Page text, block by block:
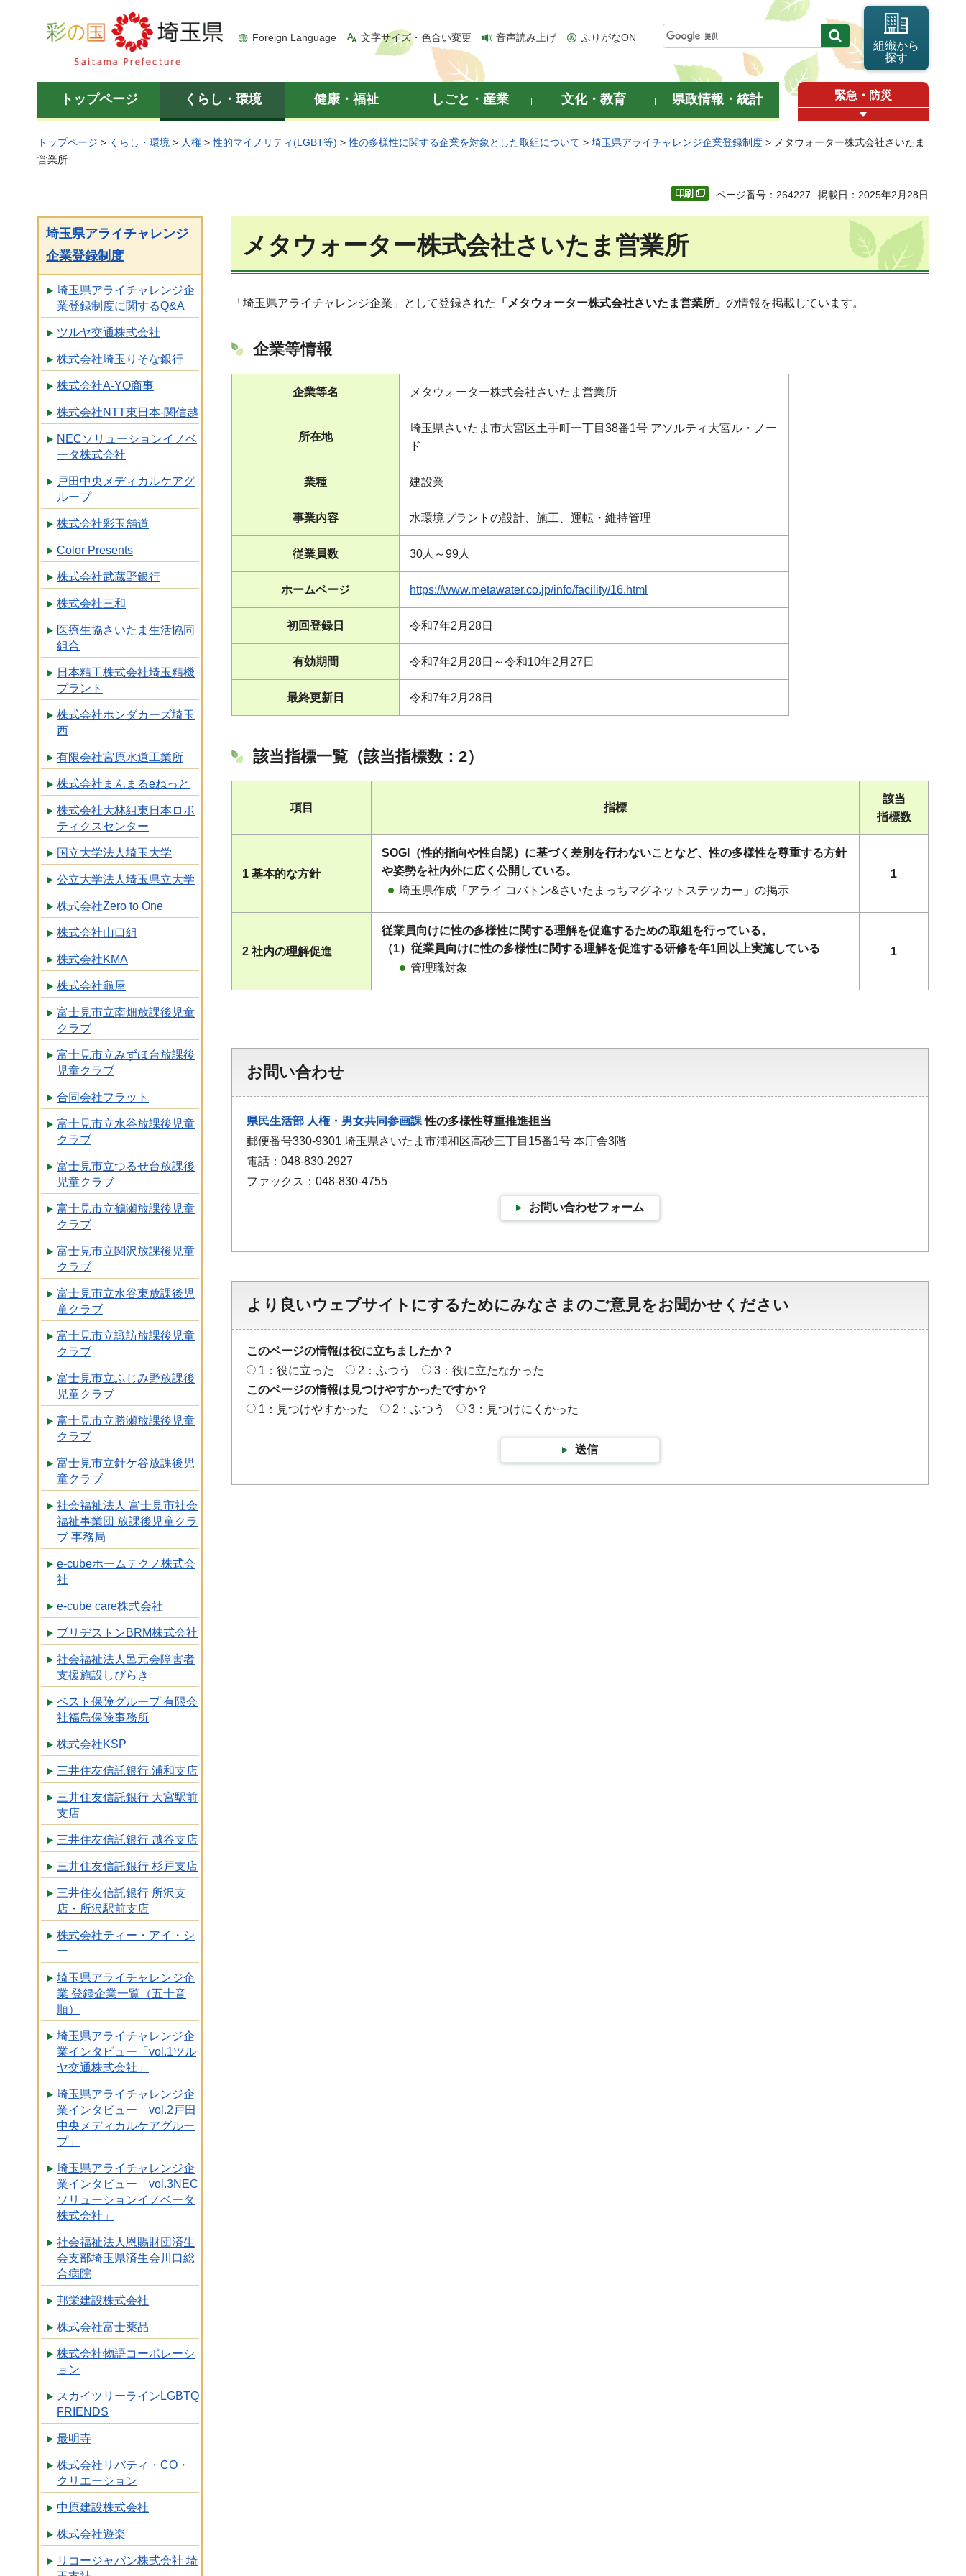
彩の国 埼玉県
Foreign Language 文字サイズ・色合い変更 音声読み上げ ふりがなON
組織から
探す
トップページ くらし・環境 健康・福祉 しごと・産業 文化・教育 県政情報・統計 緊急・防災
トップページ > くらし・環境 > 人権 >性的マイノリティ(LGBT等) >性の多様性に関する企業を対象とした取組について > 埼玉県アライチャレンジ企業登録制度 > メタウォーター株式会社さいたま
営業所
ページ番号：264227 掲載日：2025年2月28日
埼玉県アライチャレンジ
企業登録制度
埼玉県アライチャレンジ企
業登録制度に関するQ&A
ツルヤ交通株式会社
株式会社埼玉りそな銀行
株式会社A-YO商事
株式会社NTT東日本-関信越
NECソリューションイノベ
ータ株式会社
戸田中央メディカルケアグ
ループ
株式会社彩玉舗道
Color Presents
株式会社武蔵野銀行
株式会社三和
医療生協さいたま生活協同
組合
日本精工株式会社埼玉精機
プラント
株式会社ホンダカーズ埼玉
西
有限会社宮原水道工業所
株式会社まんまるeねっと
株式会社大林組東日本ロボ
ティクスセンター
国立大学法人埼玉大学
公立大学法人埼玉県立大学
株式会社Zero to One
株式会社山口組
株式会社KMA
株式会社龜屋
富士見市立南畑放課後児童
クラブ
富士見市立みずほ台放課後
児童クラブ
合同会社フラット
富士見市立水谷放課後児童
クラブ
富士見市立つるせ台放課後
児童クラブ
富士見市立鶴瀬放課後児童
クラブ
富士見市立関沢放課後児童
クラブ
富士見市立水谷東放課後児
童クラブ
富士見市立諏訪放課後児童
クラブ
富士見市立ふじみ野放課後
児童クラブ
富士見市立勝瀬放課後児童
クラブ
富士見市立針ケ谷放課後児
童クラブ
社会福祉法人 富士見市社会
福祉事業団 放課後児童クラ
ブ 事務局
e-cubeホームテクノ株式会
社
e-cube care株式会社
ブリヂストンBRM株式会社
社会福祉法人邑元会障害者
支援施設しびらき
ベスト保険グループ 有限会
社福島保険事務所
株式会社KSP
三井住友信託銀行 浦和支店
三井住友信託銀行 大宮駅前
支店
三井住友信託銀行 越谷支店
三井住友信託銀行 杉戸支店
三井住友信託銀行 所沢支
店・所沢駅前支店
株式会社ティー・アイ・シ
ー
埼玉県アライチャレンジ企
業 登録企業一覧（五十音
順）
埼玉県アライチャレンジ企
業インタビュー「vol.1ツル
ヤ交通株式会社」
埼玉県アライチャレンジ企
業インタビュー「vol.2戸田
中央メディカルケアグルー
プ」
埼玉県アライチャレンジ企
業インタビュー「vol.3NEC
ソリューションイノベータ
株式会社」
社会福祉法人恩賜財団済生
会支部埼玉県済生会川口総
合病院
邦栄建設株式会社
株式会社富士薬品
株式会社物語コーポレーシ
ョン
スカイツリーラインLGBTQ
FRIENDS
最明寺
株式会社リバティ・CO・
クリエーション
中原建設株式会社
株式会社遊楽
リコージャパン株式会社 埼
メタウォーター株式会社さいたま営業所
「埼玉県アライチャレンジ企業」として登録された 「メタウォーター株式会社さいたま営業所」 の情報を掲載しています。
企業等情報
企業等名 メタウォーター株式会社さいたま営業所
所在地
埼玉県さいたま市大宮区土手町一丁目38番1号 アソルティ大宮ル・ノー
ド
業種 建設業
事業内容 水環境プラントの設計、施工、運転・維持管理
従業員数 30人～99人
ホームページ https://www.metawater.co.jp/info/facility/16.html
初回登録日 令和7年2月28日
有効期間 令和7年2月28日～令和10年2月27日
最終更新日 令和7年2月28日
該当指標一覧（該当指標数：2）
項目 指標
該当
指標数
1 基本的な方針
SOGI（性的指向や性自認）に基づく差別を行わないことなど、性の多様性を尊重する方針
や姿勢を社内外に広く公開している。
埼玉県作成「アライ コバトン&さいたまっちマグネットステッカー」の掲示
1
2 社内の理解促進
従業員向けに性の多様性に関する理解を促進するための取組を行っている。
（1）従業員向けに性の多様性に関する理解を促進する研修を年1回以上実施している
管理職対象
1
お問い合わせ
県民生活部 人権・男女共同参画課性の多様性尊重推進担当
郵便番号330-9301 埼玉県さいたま市浦和区高砂三丁目15番1号 本庁舎3階
電話：048-830-2927
ファックス：048-830-4755
お問い合わせフォーム
より良いウェブサイトにするためにみなさまのご意見をお聞かせください
このページの情報は役に立ちましたか？
1：役に立った
2：ふつう
3：役に立たなかった
このページの情報は見つけやすかったですか？
1：見つけやすかった
2：ふつう 3：見つけにくかった
送信